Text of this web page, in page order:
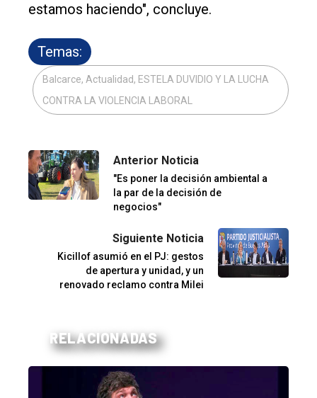
estamos haciendo", concluye.
Temas:
Balcarce, Actualidad, ESTELA DUVIDIO Y LA LUCHA
CONTRA LA VIOLENCIA LABORAL
Anterior Noticia
"Es poner la decisión ambiental a
la par de la decisión de
negocios"
Siguiente Noticia
Kicillof asumió en el PJ: gestos
de apertura y unidad, y un
renovado reclamo contra Milei
RELACIONADAS